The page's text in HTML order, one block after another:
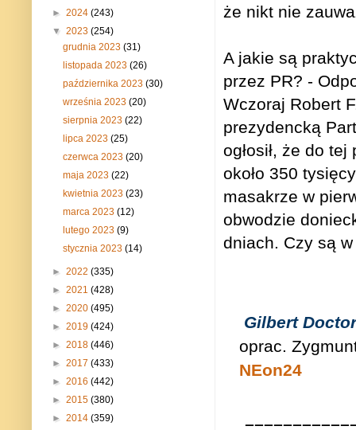
że nikt nie
A jakie są
przez PR? -
Wczoraj Robert
prezydencką
ogłosił, że do
około 350
masakrze w
obwodzie
dniach. Czy są
Gilbert
oprac.
NEon24
► 2024 (243)
▼ 2023 (254)
grudnia 2023(31)
listopada 2023(26)
października 2023(30)
września 2023(20)
sierpnia 2023(22)
lipca 2023(25)
czerwca 2023(20)
maja 2023(22)
kwietnia 2023(23)
marca 2023(12)
lutego 2023(9)
stycznia 2023(14)
► 2022 (335)
► 2021 (428)
► 2020 (495)
► 2019 (424)
► 2018 (446)
► 2017 (433)
► 2016 (442)
► 2015 (380)
► 2014 (359)